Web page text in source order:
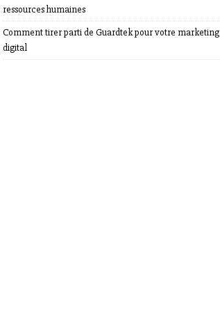
ressources humaines
Comment tirer parti de Guardtek pour votre marketing
digital